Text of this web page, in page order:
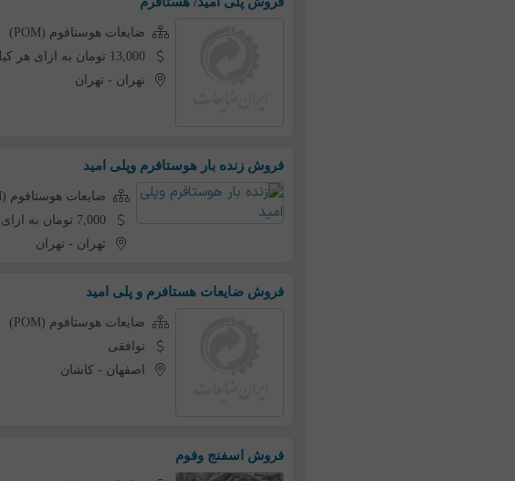
ضایعات هوستافوم (POM)
13,000 تومان به ازای هر کیلو
تهران -تهران
فروش زنده بار هوستافرم وپلی امید
ضایعات هوستافوم (POM)
7,000 تومان به ازای هر کیلو
تهران -تهران
فروش ضایعات هستافرم و پلی امید
ضایعات هوستافوم (POM)
توافقی
اصفهان -کاشان
فروش اسفنج وفوم